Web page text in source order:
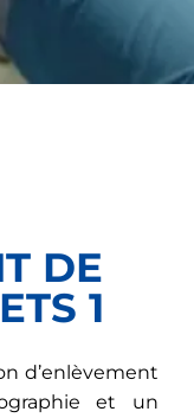
DE
1
d’enlèvement
et un